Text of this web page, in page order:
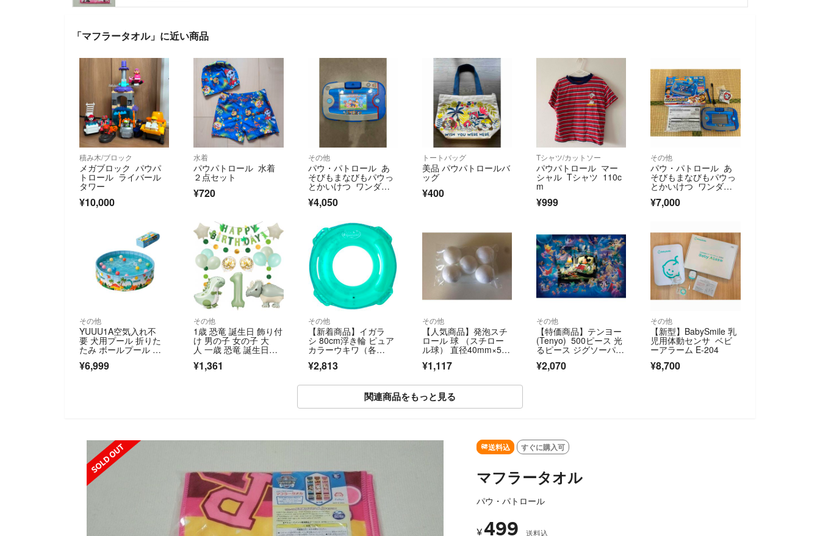
「マフラータオル」に近い商品
積み木/ブロック
メガブロック パウパ
トロール ライバール
タワー
¥10,000
水着
パウパトロール 水着
２点セット
¥720
その他
パウ・パトロール あ
そびもまなびもパウっ
とかいけつ ワンダフ
ルパウパッド
¥4,050
トートバッグ
美品 パウパトロールバ
ッグ
¥400
Tシャツ/カットソー
パウパトロール マー
シャル Tシャツ 110c
m
¥999
その他
パウ・パトロール あ
そびもまなびもパウっ
とかいけつ ワンダフ
ルパウパッド
¥7,000
その他
YUUU1A空気入れ不
要 犬用プール 折りた
たみ ボールプール 丸
¥6,999
その他
1歳 恐竜 誕生日 飾り付
け 男の子 女の子 大
人 一歳 恐竜 誕生日バ
¥1,361
その他
【新着商品】イガラ
シ 80cm浮き輪 ピュア
カラーウキワ（各
¥2,813
その他
【人気商品】発泡スチ
ロール 球 （スチロー
ル球） 直径40mm×5
¥1,117
その他
【特価商品】テンヨー
(Tenyo) 500ピース 光
るピース ジグソーパズ
¥2,070
その他
【新型】BabySmile 乳
児用体動センサ ベビ
ーアラーム E-204
¥8,700
関連商品をもっと見る
送料込 すぐに購入可
マフラータオル
パウ・パトロール
¥499 送料込